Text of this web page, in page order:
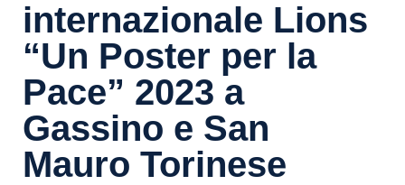
internazionale Lions
“Un Poster per la
Pace” 2023 a
Gassino e San
Mauro Torinese